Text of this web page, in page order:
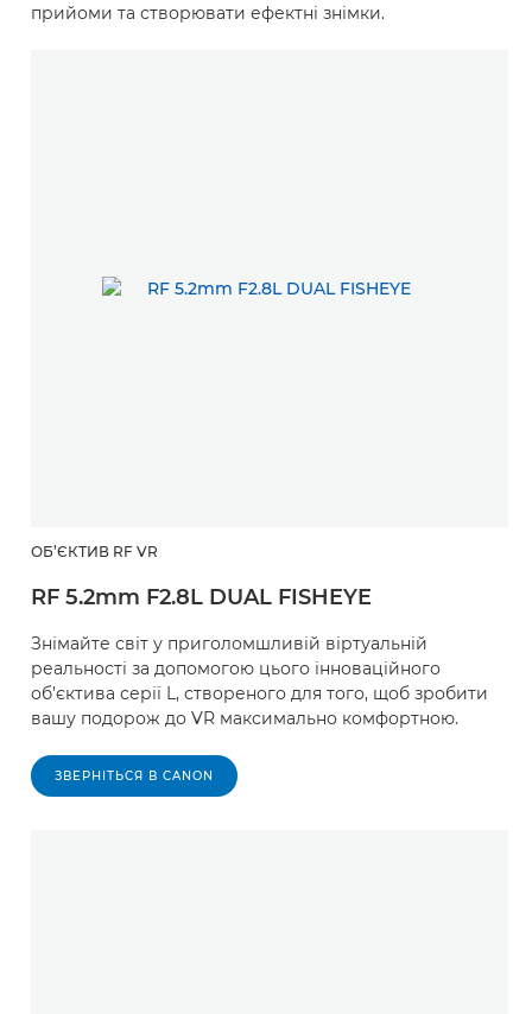
прийоми та створювати ефектні знімки.
ОБ’ЄКТИВ RF VR
RF 5.2mm F2.8L DUAL FISHEYE
Знімайте світ у приголомшливій віртуальній
реальності за допомогою цього інноваційного
об’єктива серії L, створеного для того, щоб зробити
вашу подорож до VR максимально комфортною.
ЗВЕРНІТЬСЯ В CANON